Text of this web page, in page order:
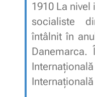
1910 La
socialiste
întâlnit în